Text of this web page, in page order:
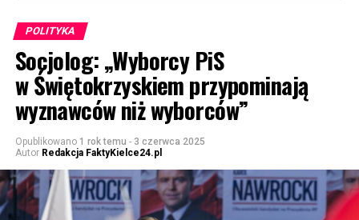
POLITYKA
Socjolog: „Wyborcy PiS
w Świętokrzyskiem przypominają
wyznawców niż wyborców”
Opublikowano 1 rok temu - 3 czerwca 2025
Autor Redakcja FaktyKielce24.pl